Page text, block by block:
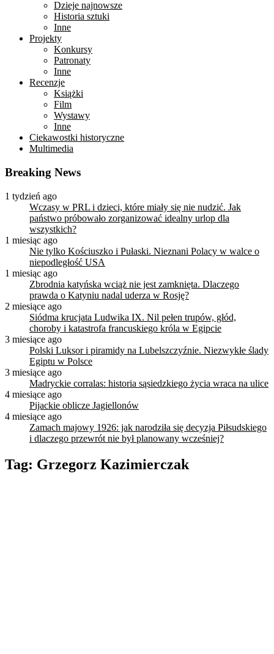
Dzieje najnowsze
Historia sztuki
Inne
Projekty
Konkursy
Patronaty
Inne
Recenzje
Książki
Film
Wystawy
Inne
Ciekawostki historyczne
Multimedia
Breaking News
1 tydzień ago
Wczasy w PRL i dzieci, które miały się nie nudzić. Jak
państwo próbowało zorganizować idealny urlop dla
wszystkich?
1 miesiąc ago
Nie tylko Kościuszko i Pułaski. Nieznani Polacy w walce o
niepodległość USA
1 miesiąc ago
Zbrodnia katyńska wciąż nie jest zamknięta. Dlaczego
prawda o Katyniu nadal uderza w Rosję?
2 miesiące ago
Siódma krucjata Ludwika IX. Nil pełen trupów, głód,
choroby i katastrofa francuskiego króla w Egipcie
3 miesiące ago
Polski Luksor i piramidy na Lubelszczyźnie. Niezwykłe ślady
Egiptu w Polsce
3 miesiące ago
Madryckie corralas: historia sąsiedzkiego życia wraca na ulice
4 miesiące ago
Pijackie oblicze Jagiellonów
4 miesiące ago
Zamach majowy 1926: jak narodziła się decyzja Piłsudskiego
i dlaczego przewrót nie był planowany wcześniej?
Tag: Grzegorz Kazimierczak